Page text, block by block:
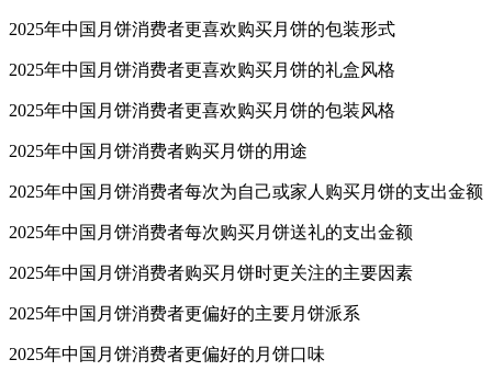
2025年中国月饼消费者更喜欢购买月饼的包装形式
2025年中国月饼消费者更喜欢购买月饼的礼盒风格
2025年中国月饼消费者更喜欢购买月饼的包装风格
2025年中国月饼消费者购买月饼的用途
2025年中国月饼消费者每次为自己或家人购买月饼的支出金额
2025年中国月饼消费者每次购买月饼送礼的支出金额
2025年中国月饼消费者购买月饼时更关注的主要因素
2025年中国月饼消费者更偏好的主要月饼派系
2025年中国月饼消费者更偏好的月饼口味